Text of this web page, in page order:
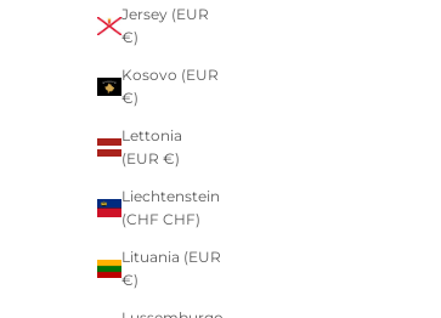
Jersey (EUR
€)
Kosovo (EUR
€)
Lettonia
(EUR €)
Liechtenstein
(CHF CHF)
Lituania (EUR
€)